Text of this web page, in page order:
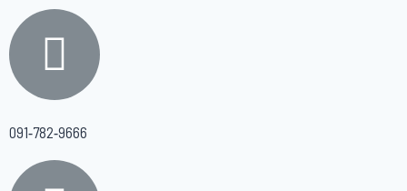
091-782-9666